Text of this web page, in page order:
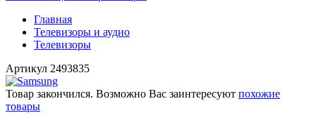
Главная
Телевизоры и аудио
Телевизоры
Артикул 2493835
Товар закончился. Возможно Вас заинтересуют похожие
товары